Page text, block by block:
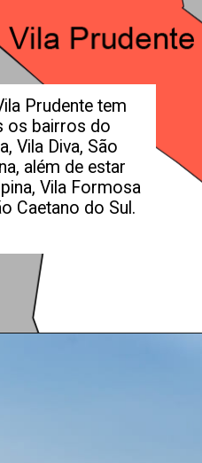
Prudente tem
os bairros do
Vila Diva, São
além de estar
Vila Formosa
Caetano do Sul.